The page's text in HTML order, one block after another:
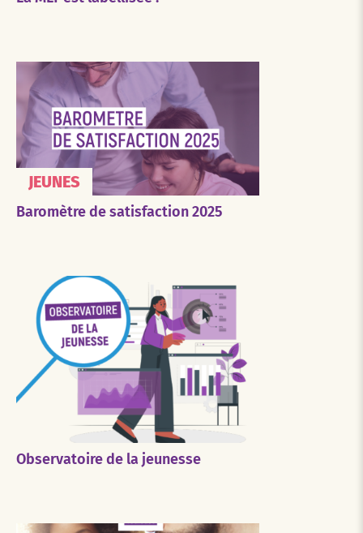
JEUNES
Baromètre de satisfaction 2025
Observatoire de la jeunesse